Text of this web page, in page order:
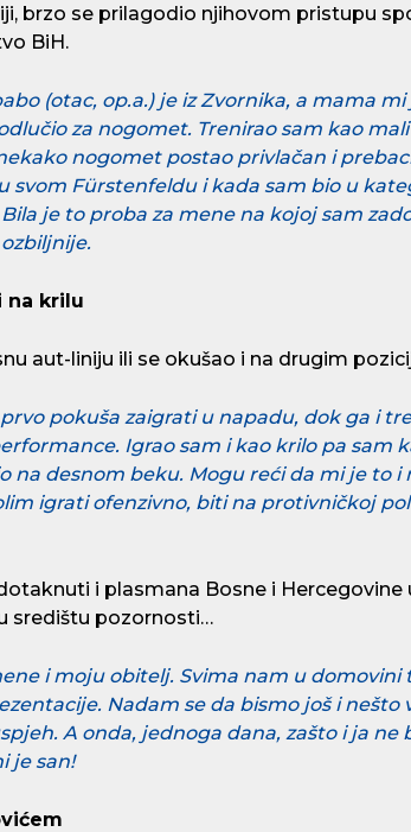
brzo se prilagodio njihovom pristupu
BiH.
(otac, op.a.) je iz Zvornika, a mama
za nogomet. Trenirao sam kao
nogomet postao privlačan i
svom Fürstenfeldu i kada sam bio u
je to proba za mene na kojoj sam
na krilu
aut-liniju ili se okušao i na drugim
pokuša zaigrati u napadu, dok ga i
Igrao sam i kao krilo pa sam
na desnom beku. Mogu reći da mi je to i
igrati ofenzivno, biti na protivničkoj
i plasmana Bosne i
središtu pozornosti…
i moju obitelj. Svima nam u domovini
Nadam se da bismo još i nešto
A onda, jednoga dana, zašto i ja
je san!